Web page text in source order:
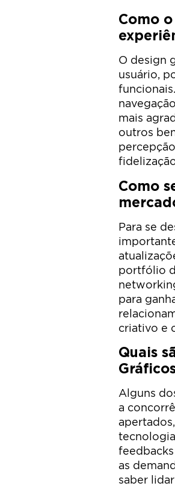
Como
O design
usuário,
mais
outros
Como
Para se
portfólio
para
criativo e
Quais
Alguns
a
as
saber